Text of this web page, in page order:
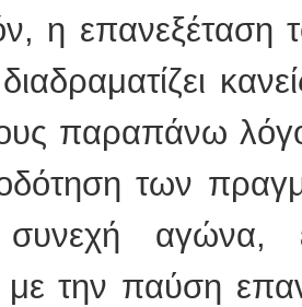
η
παραπάνω
των
αγώνα,
την παύση